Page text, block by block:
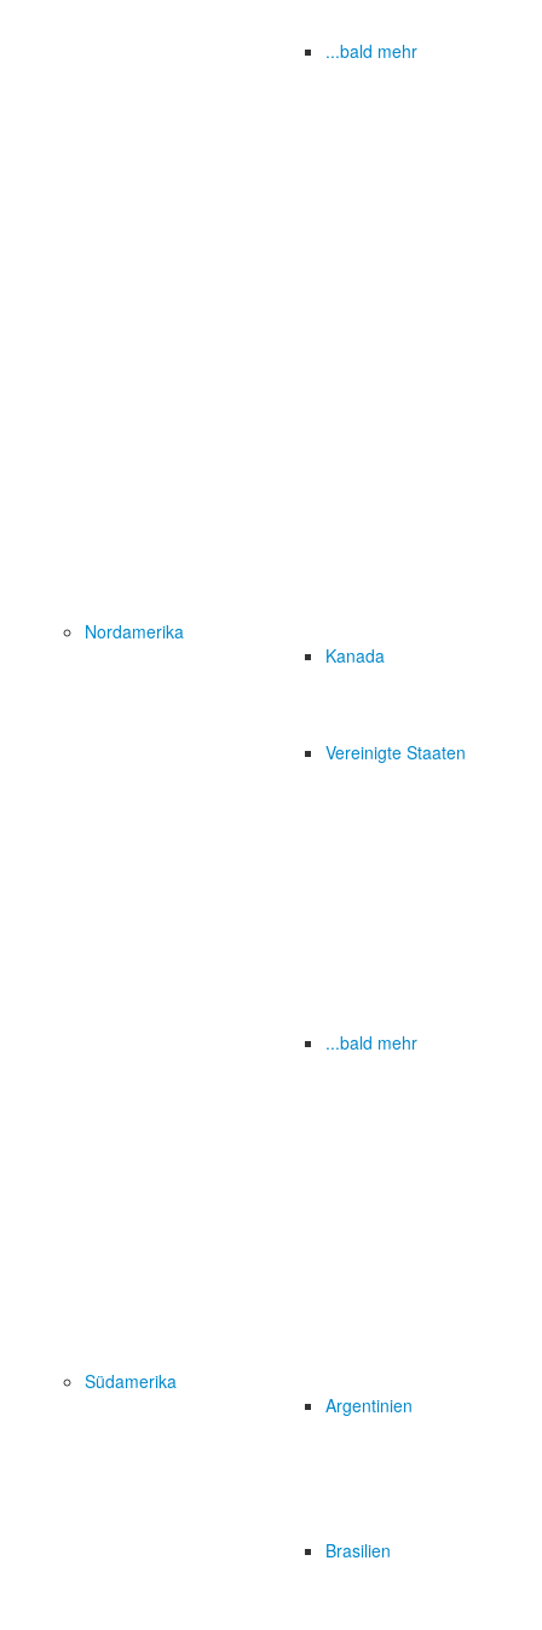
...bald mehr
Nordamerika
Kanada
Vereinigte Staaten
...bald mehr
Südamerika
Argentinien
Brasilien